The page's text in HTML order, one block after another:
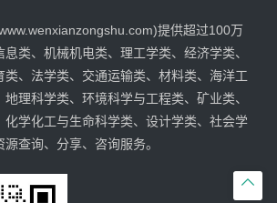

提供超过100万
类、机械机电类、理工学类、经济学类、
类、法学类、交通运输类、材料类、海洋工
理科学类、环境科学与工程类、矿业类、
化学化工与生命科学类、设计学类、社会学
查询、分享、咨询服务。